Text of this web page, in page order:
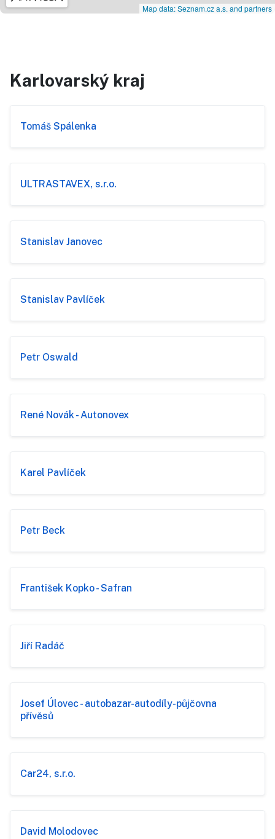
Map data: Seznam.cz a.s. and partners
Karlovarský kraj
Tomáš Spálenka
ULTRASTAVEX, s.r.o.
Stanislav Janovec
Stanislav Pavlíček
Petr Oswald
René Novák - Autonovex
Karel Pavlíček
Petr Beck
František Kopko - Safran
Jiří Radáč
Josef Úlovec - autobazar-autodíly-půjčovna
přívěsů
Car24, s.r.o.
David Molodovec